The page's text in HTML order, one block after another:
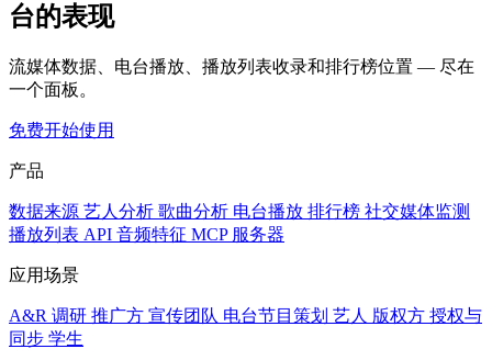
台的表现
流媒体数据、电台播放、播放列表收录和排行榜位置 — 尽在
一个面板。
免费开始使用
产品
数据来源 艺人分析 歌曲分析 电台播放 排行榜 社交媒体监测
播放列表 API 音频特征 MCP 服务器
应用场景
A&R 调研 推广方 宣传团队 电台节目策划 艺人 版权方 授权与
同步 学生